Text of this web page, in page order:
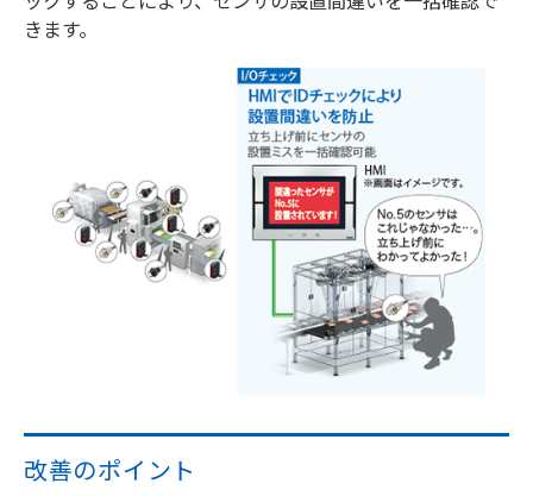
きます。
改善のポイント